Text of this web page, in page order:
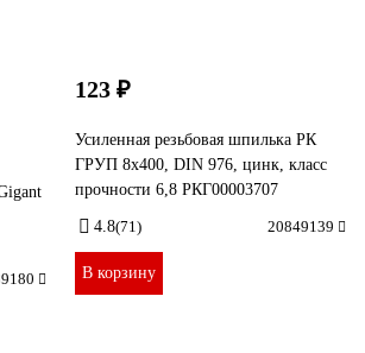
123 ₽
Усиленная резьбовая шпилька РК
ГРУП 8x400, DIN 976, цинк, класс
прочности 6,8 РКГ00003707
4.8(71) 20849139
В корзину